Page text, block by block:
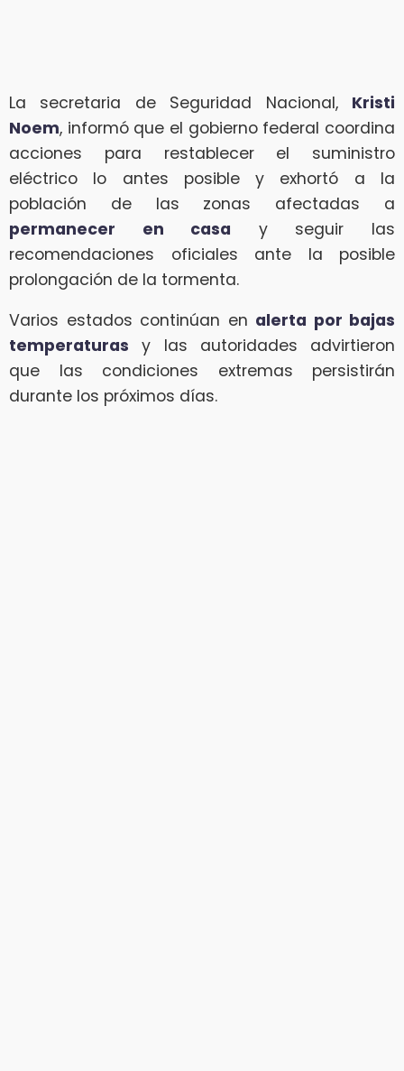
La secretaria de Seguridad Nacional, Kristi
Noem, informó que el gobierno federal coordina
acciones para restablecer el suministro
eléctrico lo antes posible y exhortó a la
población de las zonas afectadas a
permanecer en casa y seguir las
recomendaciones oficiales ante la posible
prolongación de la tormenta.
Varios estados continúan en alerta por bajas
temperaturas y las autoridades advirtieron
que las condiciones extremas persistirán
durante los próximos días.